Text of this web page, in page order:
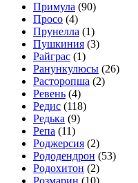
Примула (90)
Просо (4)
Прунелла (1)
Пушкиния (3)
Райграс (1)
Ранункулюсы (26)
Расторопша (2)
Ревень (4)
Редис (118)
Редька (9)
Репа (11)
Роджерсия (2)
Рододендрон (53)
Родохитон (2)
Розмарин (10)